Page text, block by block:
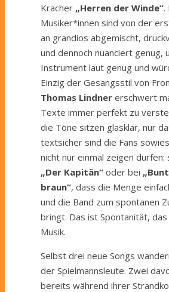
Kracher „Herren der Winde“.
Musiker*innen sind von der
an grandios abgemischt,
und dennoch nuanciert genug,
Instrument laut genug und
Einzig der Gesangsstil von
Thomas Lindner erschwert
Texte immer perfekt zu
die Töne sitzen glasklar, nur
textsicher sind die Fans
nicht nur einmal zeigen dürfen:
„Der Kapitän“ oder bei
braun“, dass die Menge
und die Band zum spontanen
bringt. Das ist Spontanität,
Musik.
Selbst drei neue Songs
der Spielmannsleute. Zwei
bereits während ihrer